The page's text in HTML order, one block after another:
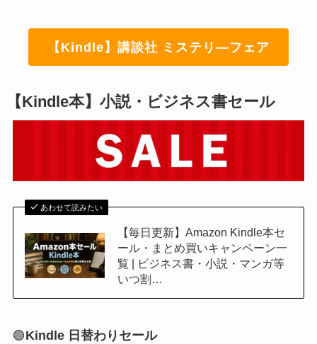
【Kindle】講談社 ミステリ—フェア
【Kindle本】小説・ビジネス書セール
あわせて読みたい
【毎日更新】Amazon Kindle本セ
ール・まとめ買いキャンペーン一
覧 | ビジネス書・小説・マンガ等
いつ割…
🟢Kindle 日替わりセール